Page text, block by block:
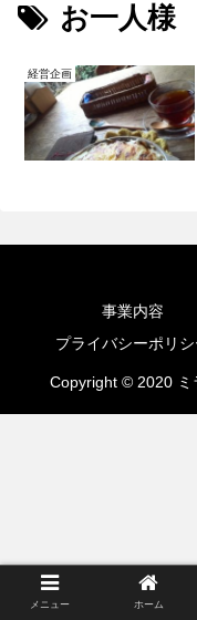
お一人様
経営企画
事業内容
プライバシーポリシ
Copyright © 2020 ミ
メニュー ホーム